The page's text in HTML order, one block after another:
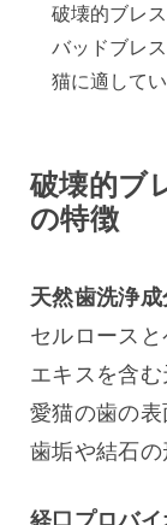
破壊的ブレ
バッドブレ
猫に適して
破壊的ブ
の特徴
天然歯洗浄成
セルロースと
エキスを含む
愛猫の歯の表
歯垢や結石の
経口プロバイ